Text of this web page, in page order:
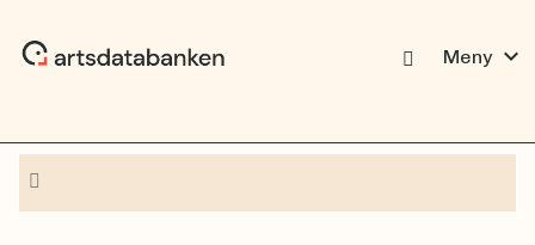
Meny expand_more